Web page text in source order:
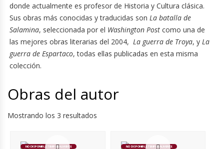
donde actualmente es profesor de Historia y Cultura clásica.
Sus obras más conocidas y traducidas son La batalla de
Salamina, seleccionada por el Washington Post como una de
las mejores obras literarias del 2004, La guerra de Troya, y La
guerra de Espartaco, todas ellas publicadas en esta misma
colección.
Obras del autor
Mostrando los 3 resultados
NO DISPONIBLE TEMPORALMENTE NO DISPONIBLE TEMPORALMENTE